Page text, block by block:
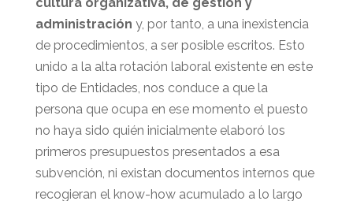
administración y, por tanto, a una inexistencia
de procedimientos, a ser posible escritos. Esto
unido a la alta rotación laboral existente en este
tipo de Entidades, nos conduce a que la
persona que ocupa en ese momento el puesto
no haya sido quién inicialmente elaboró los
primeros presupuestos presentados a esa
subvención, ni existan documentos internos que
recogieran el know-how acumulado a lo largo